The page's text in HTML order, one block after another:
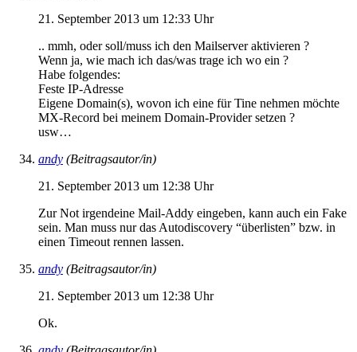
21. September 2013 um 12:33 Uhr
.. mmh, oder soll/muss ich den Mailserver aktivieren ?
Wenn ja, wie mach ich das/was trage ich wo ein ?
Habe folgendes:
Feste IP-Adresse
Eigene Domain(s), wovon ich eine für Tine nehmen möchte
MX-Record bei meinem Domain-Provider setzen ?
usw…
andy (Beitragsautor/in)
21. September 2013 um 12:38 Uhr
Zur Not irgendeine Mail-Addy eingeben, kann auch ein Fake
sein. Man muss nur das Autodiscovery “überlisten” bzw. in
einen Timeout rennen lassen.
andy (Beitragsautor/in)
21. September 2013 um 12:38 Uhr
Ok.